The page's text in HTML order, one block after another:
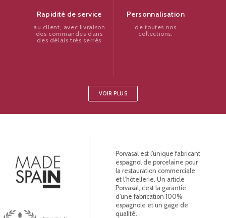
Rapidité de service
au client, avec livraison
des commandes dans
des délais très serrés
Personnalisation
de toutes nos
collections.
VOIR PLUS
Porvasal est l’unique fabricant
espagnol de porcelaine pour
la restauration commerciale
et l’hôtellerie. Un article
Porvasal, c’est la garantie
d’une fabrication 100%
espagnole et un gage de
qualité.